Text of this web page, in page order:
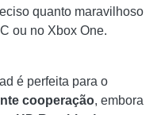
quanto maravilhoso
ou no Xbox One.
é perfeita para o
cooperação, embora